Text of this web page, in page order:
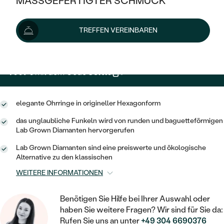
KLASSISCH
MEMOIRE
V-FORM
VINTAGE
AUSSERGEWÖHNLICHE
GEHÄMMERTE
VON HAND GRAVIERTE
MIT MEHREREN DIAMANTEN
HALO
VINTAGE
AUSSERGEWÖHNLICH
DIAMANTEN ZUM EINFASSEN
AUSVERKAUF
WENN SCHMUCK HILFT
NACH TYP
RINGE
ANHÄNGER / KETTEN
ARMBÄNDER
SCHMUCKSET
HERRENSCHMUCK
PLATIN
OHRSTECKER
CREOLEN
MINIMALISTISCHE
OHRHÄNGER
HERZ
GOLD
SILBER
SOLITÄR
ZUR GEBURT EINES KINDES
PERSONALISIERT
MINIMALISTISCH
AUSVERKAUF
GOLD
SILBER
PLATIN
NACH STYL
MEMOIRE
MINIMALISTISCHE
TREFFEN VEREINBAREN
1 119 €
Wir liefern den Schmuck innerhalb von 3 - 4 Wochen.
Lieferoptionen
1 007 €mit dem CodeSUN10 .
elegante Ohrringe in origineller Hexagonform
das unglaubliche Funkeln wird von runden und baguetteförmigen
Lab Grown Diamanten hervorgerufen
Lab Grown Diamanten sind eine preiswerte und ökologische
Alternative zu den klassischen
WEITERE INFORMATIONEN
Benötigen Sie Hilfe bei Ihrer Auswahl oder
haben Sie weitere Fragen? Wir sind für Sie da:
Rufen Sie uns an unter+49 304 6690376